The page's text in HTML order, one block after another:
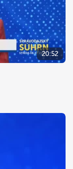
20:52